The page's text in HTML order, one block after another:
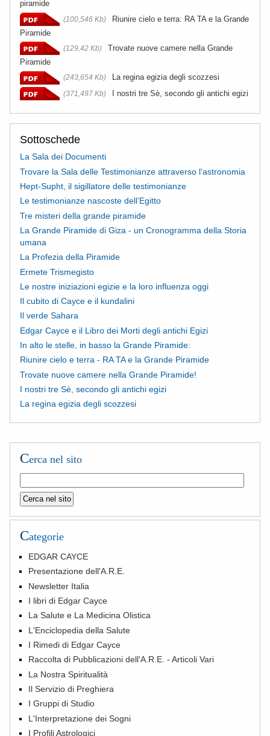
piramide
(100,546 Kb)
Riunire cielo e terra: RA TA e la Grande
Piramide
(129,42 Kb)
Trovate nuove camere nella Grande
Piramide
(243,654 Kb) La regina egizia degli scozzesi
(371,497 Kb) I nostri tre Sè, secondo gli antichi egizi
Sottoschede
La Sala dei Documenti
Trovare la Sala delle Testimonianze attraverso l’astronomia
Hept-Supht, il sigillatore delle testimonianze
Le testimonianze nascoste dell’Egitto
Tre misteri della grande piramide
La Grande Piramide di Giza - un Cronogramma della Storia
umana
La Profezia della Piramide
Ermete Trismegisto
Le nostre iniziazioni egizie e la loro influenza oggi
Il cubito di Cayce e il kundalini
Il verde Sahara
Edgar Cayce e il Libro dei Morti degli antichi Egizi
In alto le stelle, in basso la Grande Piramide:
Riunire cielo e terra - RA TA e la Grande Piramide
Trovate nuove camere nella Grande Piramide!
I nostri tre Sè, secondo gli antichi egizi
La regina egizia degli scozzesi
Cerca nel sito
Categorie
EDGAR CAYCE
Presentazione dell'A.R.E.
Newsletter Italia
I libri di Edgar Cayce
La Salute e La Medicina Olistica
L'Enciclopedia della Salute
I Rimedi di Edgar Cayce
Raccolta di Pubblicazioni dell'A.R.E. - Articoli Vari
La Nostra Spiritualità
Il Servizio di Preghiera
I Gruppi di Studio
L'Interpretazione dei Sogni
I Profili Astrologici